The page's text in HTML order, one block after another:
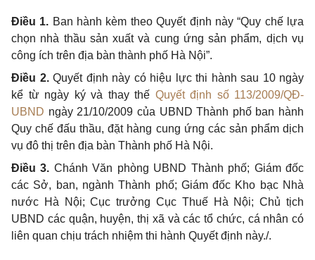
Điều 1. Ban hành kèm theo Quyết định này “Quy chế lựa
chọn nhà thầu sản xuất và cung ứng sản phẩm, dịch vụ
công ích trên địa bàn thành phố Hà Nội”.
Điều 2.Quyết định này có hiệu lực thi hành sau 10 ngày
kể từ ngày ký và thay thế Quyết định số 113/2009/QĐ-
UBND ngày 21/10/2009 của UBND Thành phố ban hành
Quy chế đấu thầu, đặt hàng cung ứng các sản phẩmdịch
vụ đô thị trên địa bàn Thành phố Hà Nội.
Điều 3. ChánhVăn phòng UBND Thành phố; Giám đốc
các Sở, ban, ngành Thành phố; Giám đốc Kho bạc Nhà
nước Hà Nội; Cục trưởng Cục Thuế Hà Nội; Chủ tịch
UBND các quận, huyện, thị xã và các tổ chức, cá nhân có
liên quan chịu trách nhiệm thi hành Quyếtđịnh này./.